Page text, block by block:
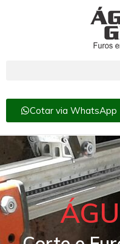
Cotar via WhatsApp